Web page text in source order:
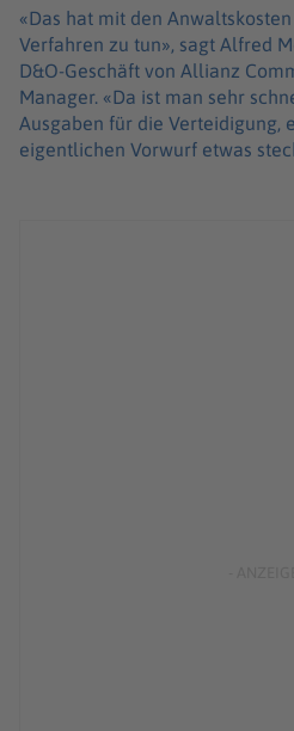
«Das hat mit den
Verfahren zu tun», sagt Alfred
D&O-Geschäft von Allianz
Manager. «Da ist man sehr
Ausgaben für die Verteidigung,
eigentlichen Vorwurf etwas